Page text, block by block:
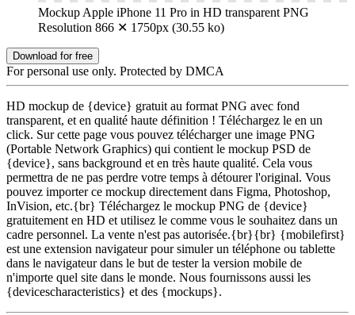
Mockup Apple iPhone 11 Pro in HD transparent PNG
Resolution 866 ✕ 1750px (30.55 ko)
Download for free
For personal use only. Protected by DMCA
HD mockup de {device} gratuit au format PNG avec fond
transparent, et en qualité haute définition ! Téléchargez le en un
click. Sur cette page vous pouvez télécharger une image PNG
(Portable Network Graphics) qui contient le mockup PSD de
{device}, sans background et en très haute qualité. Cela vous
permettra de ne pas perdre votre temps à détourer l'original. Vous
pouvez importer ce mockup directement dans Figma, Photoshop,
InVision, etc.{br} Téléchargez le mockup PNG de {device}
gratuitement en HD et utilisez le comme vous le souhaitez dans un
cadre personnel. La vente n'est pas autorisée.{br}{br} {mobilefirst}
est une extension navigateur pour simuler un téléphone ou tablette
dans le navigateur dans le but de tester la version mobile de
n'importe quel site dans le monde. Nous fournissons aussi les
{devicescharacteristics} et des {mockups}.